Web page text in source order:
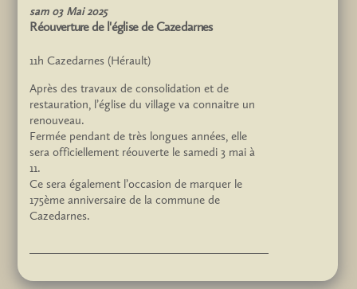
sam 03 Mai 2025
Réouverture de l'église de Cazedarnes
11h Cazedarnes (Hérault)
Après des travaux de consolidation et de
restauration, l’église du village va connaitre un
renouveau.
Fermée pendant de très longues années, elle
sera officiellement réouverte le samedi 3 mai à
11.
Ce sera également l’occasion de marquer le
175ème anniversaire de la commune de
Cazedarnes.